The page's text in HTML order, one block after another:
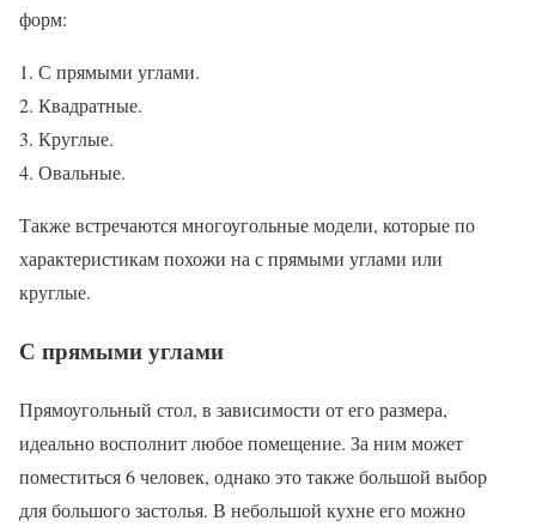
форм:
С прямыми углами.
Квадратные.
Круглые.
Овальные.
Также встречаются многоугольные модели, которые по
характеристикам похожи на с прямыми углами или
круглые.
С прямыми углами
Прямоугольный стол, в зависимости от его размера,
идеально восполнит любое помещение. За ним может
поместиться 6 человек, однако это также большой выбор
для большого застолья. В небольшой кухне его можно